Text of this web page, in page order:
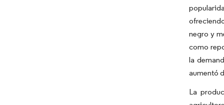
negro y
como
la
aumentó
La